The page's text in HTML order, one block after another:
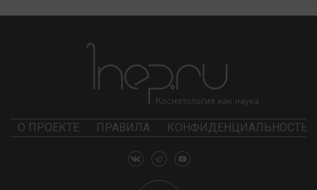
О ПРОЕКТЕ ПРАВИЛА КОНФИДЕНЦИАЛЬНОСТЬ